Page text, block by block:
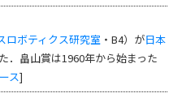
ロボティクス研究室 ・B4）が日本
．畠山賞は1960年から始まった
ス]